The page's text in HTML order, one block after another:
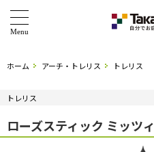
海外ブランド・シリーズ
ホーム アーチ・トレリス トレリス
トレリス
ローズスティック ミッツィ